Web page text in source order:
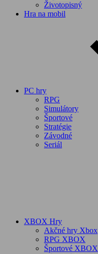
Životopisný
Hra na mobil
PC hry
RPG
Simulátory
Športové
Stratégie
Závodné
Seriál
XBOX Hry
Akčné hry Xbox
RPG XBOX
Športové XBOX